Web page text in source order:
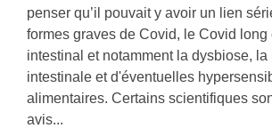
penser qu’il pouvait y avoir un lien
formes graves de Covid, le Covid long
intestinal et notamment la dysbiose, la
intestinale et d'éventuelles
alimentaires. Certains scientifiques
avis...